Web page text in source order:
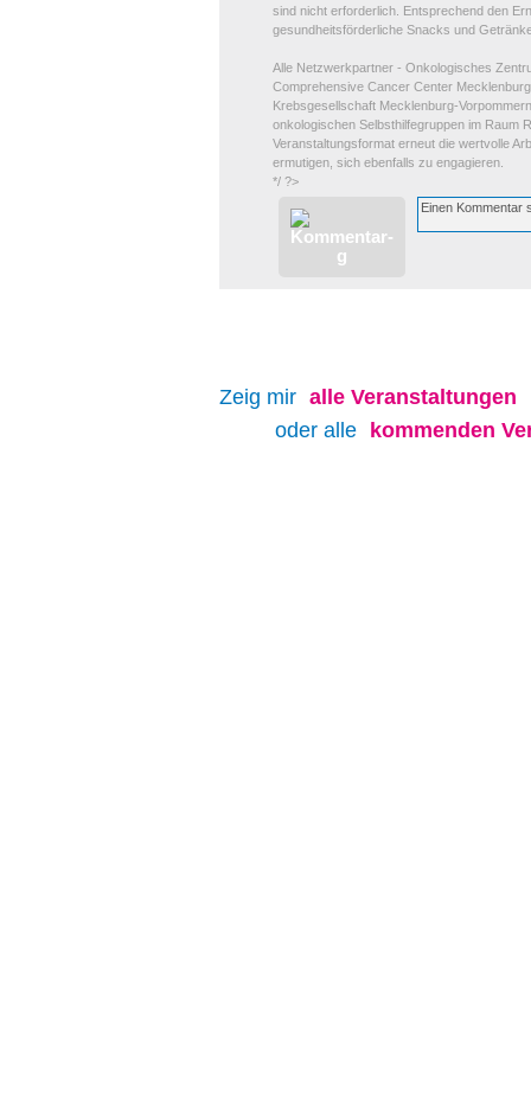
sind nicht erforderlich. Entsprechend den
gesundheitsförderliche Snacks und
Alle Netzwerkpartner - Onkologisches
Comprehensive Cancer Center
Krebsgesellschaft Mecklenburg-
onkologischen Selbsthilfegruppen im Raum
Veranstaltungsformat erneut die wertvolle
ermutigen, sich ebenfalls zu engagieren.
*/ ?>
Zeig mir alle Veranstaltungen
oder alle
kommenden